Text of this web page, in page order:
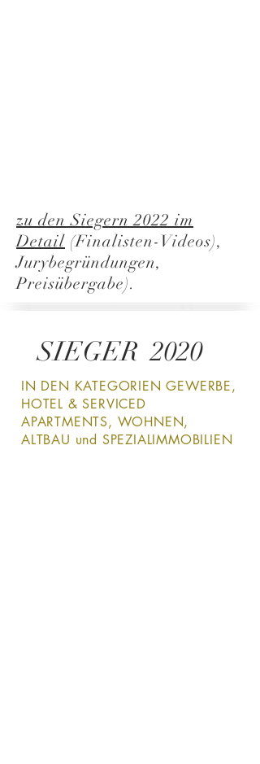
zu den Siegern 2022 im
Detail (Finalisten-Videos),
Jurybegründungen,
Preisübergabe).
SIEGER 2020
IN DEN KATEGORIEN GEWERBE,
HOTEL & SERVICED
APARTMENTS, WOHNEN,
ALTBAU und SPEZIALIMMOBILIEN